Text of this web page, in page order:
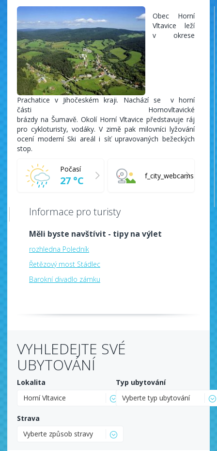
Obec Horní
Vltavice leží
v okrese
Prachatice v Jihočeském kraji. Nachází se v horní
části Hornovltavické
brázdy na Šumavě. Okolí Horní Vltavice představuje ráj
pro cykloturisty, vodáky. V zimě pak milovníci lyžování
ocení moderní Ski areál i síť upravovaných bežeckých
stop.
Počasí
27 °C f_city_webcams
Informace pro turisty
Měli byste navštívit - tipy na výlet
rozhledna Poledník
Řetězový most Stádlec
Barokní divadlo zámku
VYHLEDEJTE SVÉ
UBYTOVÁNÍ
Lokalita
Horní Vltavice
Typ ubytování
Vyberte typ ubytování
Strava
Vyberte způsob stravy